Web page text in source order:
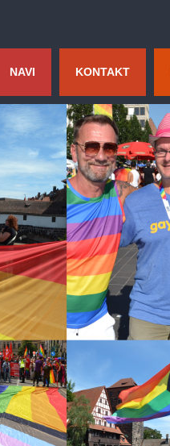
NAVI KONTAKT